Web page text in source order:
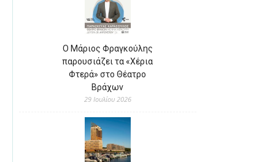
Ο Μάριος Φραγκούλης
παρουσιάζει τα «Χέρια
Φτερά» στο Θέατρο
Βράχων
29 Ιουλίου 2026